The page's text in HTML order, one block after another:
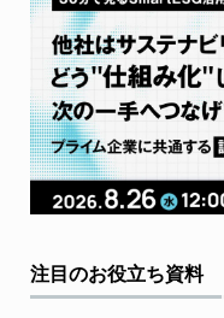
注目のお役立ち資料